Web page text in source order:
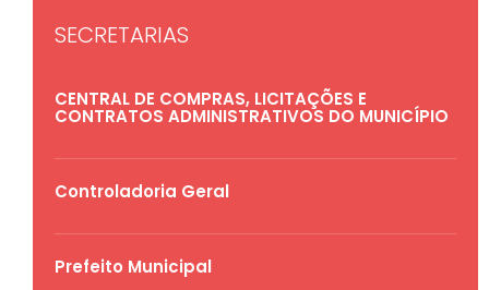
SECRETARIAS
CENTRAL DE COMPRAS, LICITAÇÕES E
CONTRATOS ADMINISTRATIVOS DO MUNICÍPIO
Controladoria Geral
Prefeito Municipal